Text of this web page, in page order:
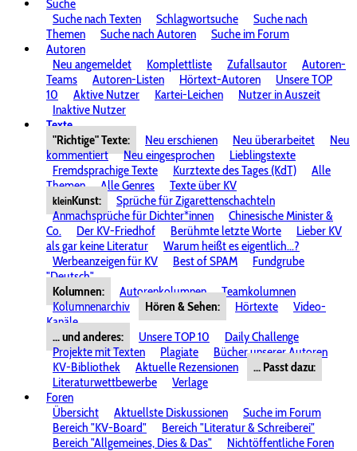
Suche
Suche nach Texten
Schlagwortsuche
Suche nach
Themen
Suche nach Autoren
Suche im Forum
Autoren
Neu angemeldet
Komplettliste Zufallsautor
Autoren-
Teams
Autoren-Listen Hörtext-Autoren
Unsere TOP
10
Aktive Nutzer Kartei-Leichen
Nutzer in Auszeit
Inaktive Nutzer
Texte
"Richtige" Texte:
Neu erschienen Neu überarbeitet
Neu
kommentiert
Neu eingesprochen
Lieblingstexte
Fremdsprachige Texte
Kurztexte des Tages (KdT)
Alle
Themen
Alle Genres Texte über KV
kleinKunst:
Sprüche für Zigarettenschachteln
Anmachsprüche für Dichter*innen
Chinesische Minister &
Co.
Der KV-Friedhof Berühmte letzte Worte
Lieber KV
als gar keine Literatur
Warum heißt es eigentlich...?
Werbeanzeigen für KV
Best of SPAM
Fundgrube
"Deutsch"
Kolumnen:
Autorenkolumnen
Teamkolumnen
Kolumnenarchiv
Hören & Sehen: Hörtexte
Video-
Kanäle
... und anderes:
Unsere TOP 10
Daily Challenge
Projekte mit Texten
Plagiate
Bücher unserer Autoren
KV-Bibliothek
Aktuelle Rezensionen
... Passt dazu:
Literaturwettbewerbe
Verlage
Foren
Übersicht
Aktuellste Diskussionen
Suche im Forum
Bereich "KV-Board"
Bereich "Literatur & Schreiberei"
Bereich "Allgemeines, Dies & Das"
Nichtöffentliche Foren